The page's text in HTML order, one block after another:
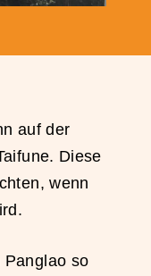
auf der
Diese
wenn
Panglao so